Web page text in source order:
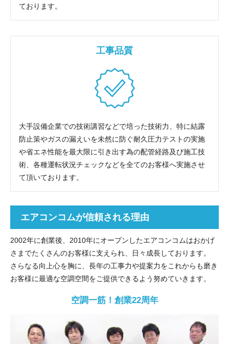
ております。
工事品質
大手設備企業での技術講習などで培った技術力、特に結露
防止策やガスの漏えいを未然に防ぐ耐久圧力テストの実施
や省エネ性能を最大限に引き出す為の配管経路及び施工技
術、各種運転状況チェックなどを全てのお客様へ実施させ
て頂いております。
エアコンコムが信頼される理由
2002年に創業後、2010年にオープンしたエアコンコムはおかげ
さまでたくさんのお客様に支えられ、日々成長しております。
さらなる向上心を胸に、長年の工事力や提案力をこれからも磨き
お客様に最適な空調空間をご提供できるよう努めていきます。
空調一筋！創業22周年